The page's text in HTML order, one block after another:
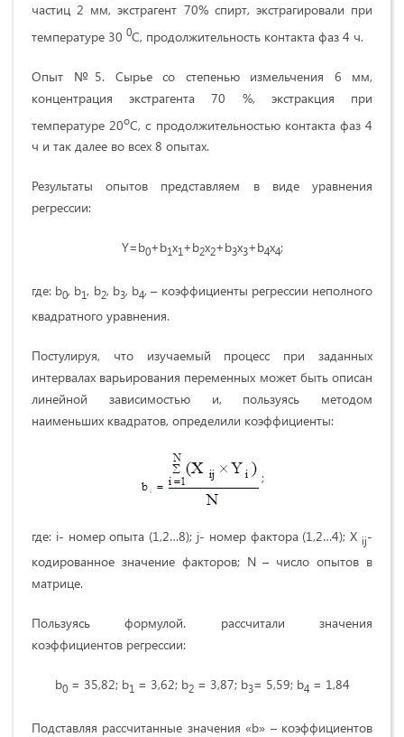
частиц 2 мм, экстрагент 70% спирт, экстрагировали при
температуре 30 0С, продолжительность контакта фаз 4 ч.
Опыт №5. Сырье со степенью измельчения 6 мм,
концентрация экстрагента 70 %, экстракция при
температуре 20оС, с продолжительностью контакта фаз 4
ч и так далее во всех 8 опытах.
Результаты опытов представляем в виде уравнения
регрессии:
Y=b0+b1x1+b2x2+b3x3+b4x4;
где: b0, b1, b2, b3, b4, – коэффициенты регрессии неполного
квадратного уравнения.
Постулируя, что изучаемый процесс при заданных
интервалах варьирования переменных может быть описан
линейной зависимостью и, пользуясь методом
наименьших квадратов, определили коэффициенты:
;
где: i- номер опыта (1,2…8); j- номер фактора (1,2…4); Х ij-
кодированное значение факторов; N – число опытов в
матрице.
Пользуясь формулой. рассчитали значения
коэффициентов регрессии:
b0= 35,82; b1 = 3,62; b2= 3,87; b3= 5,59; b4 = 1,84
Подставляя рассчитанные значения «b» – коэффициентов